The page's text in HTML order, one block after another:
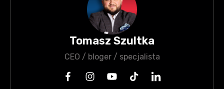
Tomasz Szultka
CEO / bloger / specjalista